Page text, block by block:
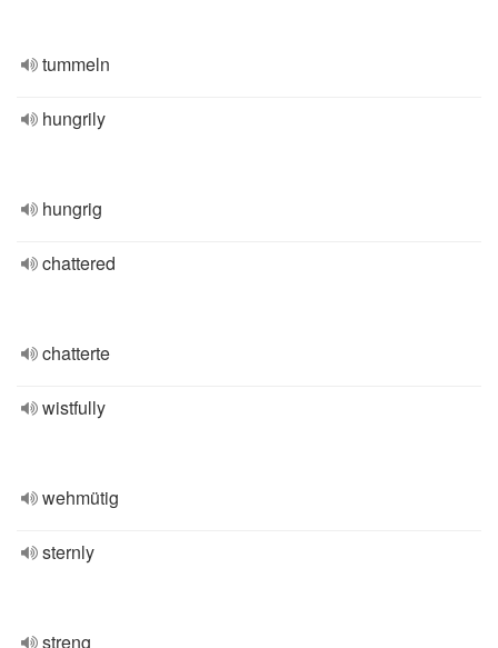
tummeln
hungrily
hungrig
chattered
chatterte
wistfully
wehmütig
sternly
streng